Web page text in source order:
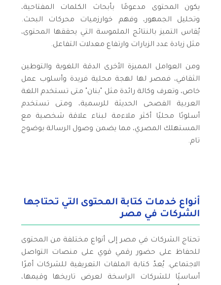
يكون المحتوى مدعومًا بأبحاث الكلمات المفتاحية،
وتحليل الجمهور، وفهم خوارزميات محركات البحث.
يُقاس التميز بالنتائج الملموسة التي يحققها المحتوى،
مثل زيادة عدد الزيارات وارتفاع معدلات التفاعل.
ومن العوامل المميزة الأخرى الدقة اللغوية والتوطين
الثقافي، فمصر لها لهجة محلية فريدة وأسلوب عمل
خاص، وتعرف وكالة رائدة مثل "بنان" متى تستخدم اللغة
العربية الفصحى الحديثة للرسمية، ومتى تستخدم
أسلوبًا محليًا أكثر ملاءمة لبناء علاقة شخصية مع
المستهلك المصري، مما يضمن وصول الرسالة بوضوح
تام.
أنواع خدمات كتابة المحتوى التي تحتاجها
الشركات في مصر
تحتاج الشركات في مصر إلى أنواع مختلفة من المحتوى
للحفاظ على حضور رقمي قوي على منصات التواصل
الاجتماعي. يُعدّ كتابة الملفات التعريفية للشركات أمرًا
أساسيًا للشركات الراسخة لعرض تاريخها وقيمها،